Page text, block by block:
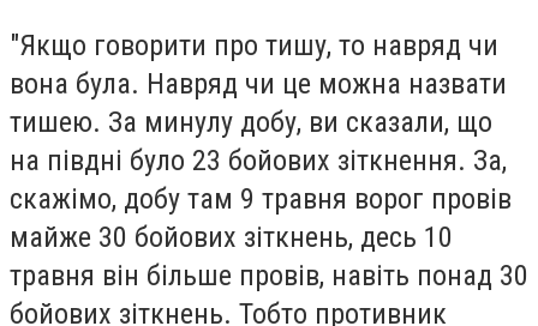
"Якщо говорити про тишу, то навряд чи
вона була. Навряд чи це можна назвати
тишею. За минулу добу, ви сказали, що
на півдні було 23 бойових зіткнення. За,
скажімо, добу там 9 травня ворог провів
майже 30 бойових зіткнень, десь 10
травня він більше провів, навіть понад 30
бойових зіткнень. Тобто противник